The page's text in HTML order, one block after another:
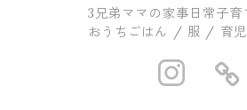
3兄弟ママの家事日常子
おうちごはん / 服 / 育